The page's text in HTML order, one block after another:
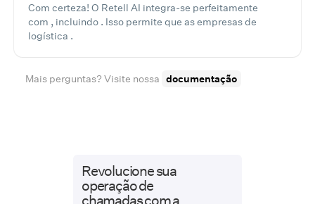
Com certeza! O Retell AI integra-se perfeitamente
com , incluindo . Isso permite que as empresas de
logística .
Mais perguntas? Visite nossa documentação
Revolucione sua
operação de
chamadas com a